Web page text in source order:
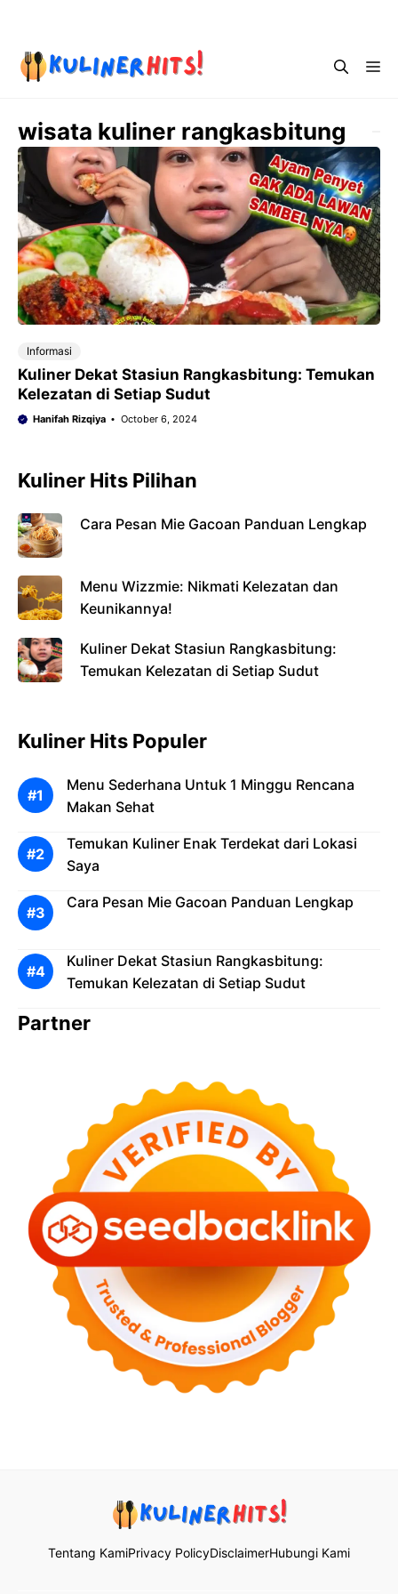
content
wisata kuliner rangkasbitung
Informasi
Kuliner Dekat Stasiun Rangkasbitung: Temukan
Kelezatan di Setiap Sudut
Hanifah Rizqiya October 6, 2024
Kuliner Hits Pilihan
Cara Pesan Mie Gacoan Panduan Lengkap
Menu Wizzmie: Nikmati Kelezatan dan
Keunikannya!
Kuliner Dekat Stasiun Rangkasbitung:
Temukan Kelezatan di Setiap Sudut
Kuliner Hits Populer
Menu Sederhana Untuk 1 Minggu Rencana
Makan Sehat
Temukan Kuliner Enak Terdekat dari Lokasi
Saya
Cara Pesan Mie Gacoan Panduan Lengkap
Kuliner Dekat Stasiun Rangkasbitung:
Temukan Kelezatan di Setiap Sudut
Partner
Tentang KamiPrivacy PolicyDisclaimerHubungi Kami